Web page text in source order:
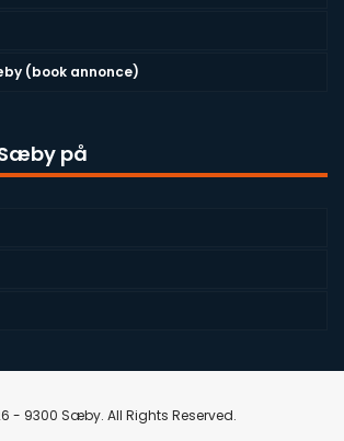
(book annonce)
på
- 9300 Sæby. All Rights Reserved.